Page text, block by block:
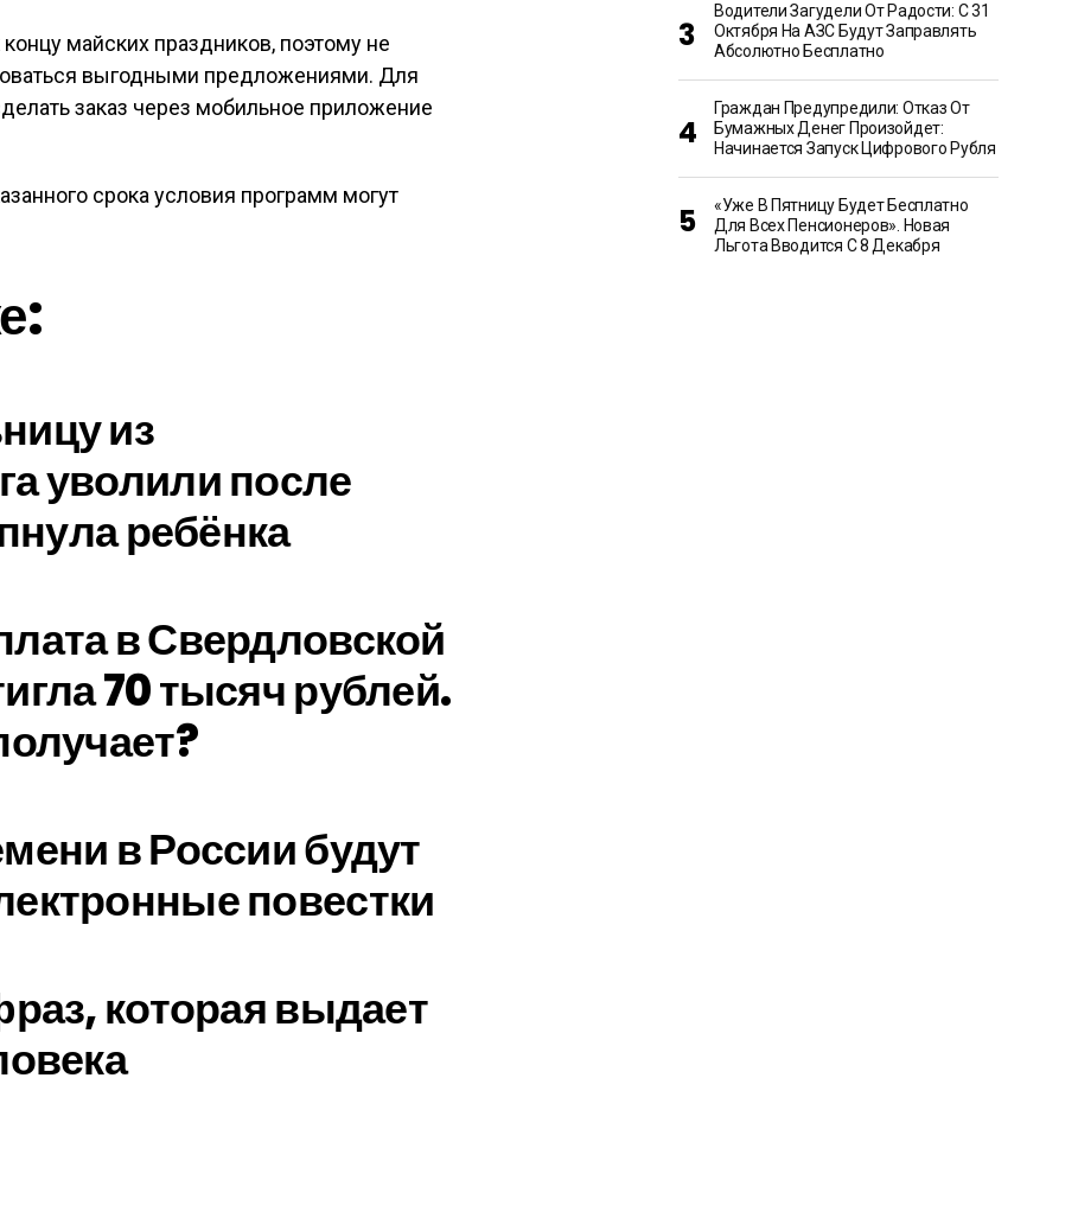
майских праздников, поэтому не
выгодными предложениями. Для
заказ через мобильное приложение
срока условия программ могут
из
уволили после
ребёнка
в Свердловской
70 тысяч рублей.
в России будут
повестки
которая выдает
Водители Загудели От Радости: С 31
Октября На АЗС Будут Заправлять
Абсолютно Бесплатно
Граждан Предупредили: Отказ От
Бумажных Денег Произойдет:
Начинается Запуск Цифрового Рубля
«Уже В Пятницу Будет Бесплатно
Для Всех Пенсионеров». Новая
Льгота Вводится С 8 Декабря